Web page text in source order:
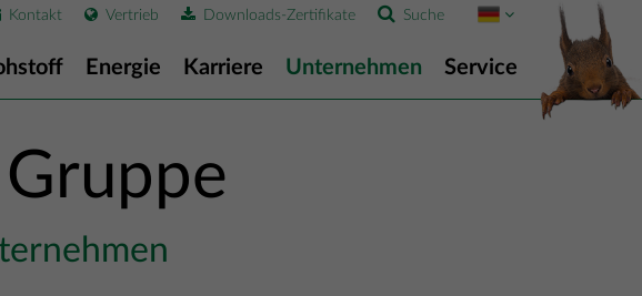
Energie Karriere Unternehmen Service
Suche
Downloads-Zertifikate
Vertrieb
Kontakt